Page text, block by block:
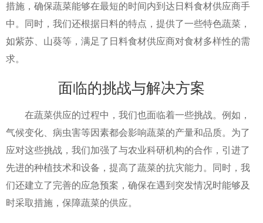
措施，确保蔬菜能够在最短的时间内到达日料食材供应商手
中。同时，我们还根据日料的特点，提供了一些特色蔬菜，
如紫苏、山葵等，满足了日料食材供应商对食材多样性的需
求。
面临的挑战与解决方案
在蔬菜供应的过程中，我们也面临着一些挑战。例如，
气候变化、病虫害等因素都会影响蔬菜的产量和品质。为了
应对这些挑战，我们加强了与农业科研机构的合作，引进了
先进的种植技术和设备，提高了蔬菜的抗灾能力。同时，我
们还建立了完善的应急预案，确保在遇到突发情况时能够及
时采取措施，保障蔬菜的供应。